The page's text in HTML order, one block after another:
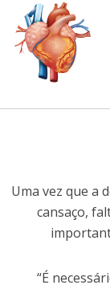
Uma vez que a
cansaço,
“É